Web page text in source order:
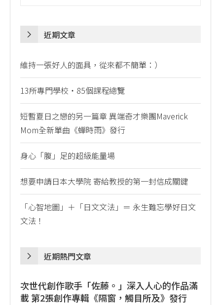
近期文章
維持一張好人的面具，從來都不簡單：）
13所專門學校・85個課程總覽
短暫夏日之戀的另一篇章 異端奇才樂團Maverick
Mom全新單曲《蟬時雨》發行
身心「腹」足的超級能量場
想要申請日本大學院 寄給教授的第一封信成關鍵
「心智地圖」＋「日文文法」＝ 永生難忘學好日文
文法！
近期熱門文章
次世代創作歌手「佐藤。」深入人心的作品滿
載 第2張創作專輯《隔窗，觸目所及》發行